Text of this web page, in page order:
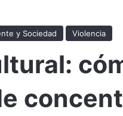
y Sociedad Violencia